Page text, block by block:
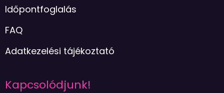
Időpontfoglalás
FAQ
Adatkezelési tájékoztató
Kapcsolódjunk!